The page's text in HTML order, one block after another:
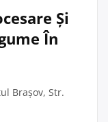
Și
În
Brașov, Str.